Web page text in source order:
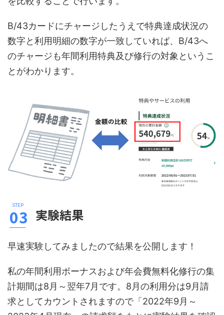
B/43カードにチャージしたうえで特典達成状況の
数字と利用明細の数字が一致していれば、B/43へ
のチャージも年間利用特典及び修行の対象というこ
とがわかります。
実験結果
早速実験してみましたので結果を公開します！
私の年間利用ボーナスおよび年会費無料化修行の集
計期間は8月～翌年7月です。8月の利用分は9月請
求としてカウントされますので「2022年9月～